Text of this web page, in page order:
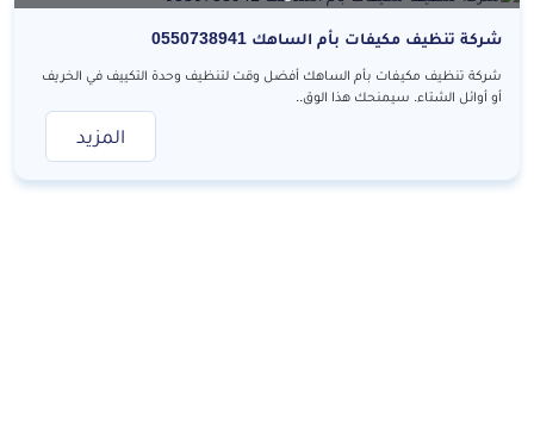
شركة تنظيف مكيفات بأم الساهك 0550738941
شركة تنظيف مكيفات بأم الساهك أفضل وقت لتنظيف وحدة التكييف في الخريف
أو أوائل الشتاء. سيمنحك هذا الوق..
المزيد